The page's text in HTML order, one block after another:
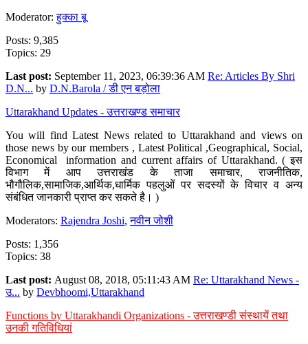
Moderator:हुक्का बू
Posts: 9,385
Topics: 29
Last post: September 11, 2023, 06:39:36 AM Re: Articles By Shri
D.N... by D.N.Barola / डी एन बड़ोला
Uttarakhand Updates - उत्तराखण्ड समाचार
You will find Latest News related to Uttarakhand and views on
those news by our members , Latest Political ,Geographical, Social,
Economical information and current affairs of Uttarakhand. ( इस
विभाग में आप उत्तराखंड के ताजा समाचार, राजनीतिक,
भौगौलिक,सामाजिक,आर्थिक,धार्मिक पहलुओं पर सदस्यों के विचार व अन्य
संबंधित जानकारी प्राप्त कर सकते है। )
Moderators: Rajendra Joshi,नवीन जोशी
Posts: 1,356
Topics: 38
Last post: August 08, 2018, 05:11:43 AM Re: Uttarakhand News -
उ... by Devbhoomi,Uttarakhand
Functions by Uttarakhandi Organizations - उत्तराखण्डी संस्थायें तथा
उनकी गतिविधियां